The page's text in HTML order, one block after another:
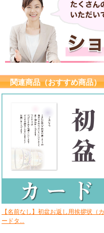
関連商品（おすすめ商品）
【名前なし】初盆お返し用挨拶状（カ
ードタ...